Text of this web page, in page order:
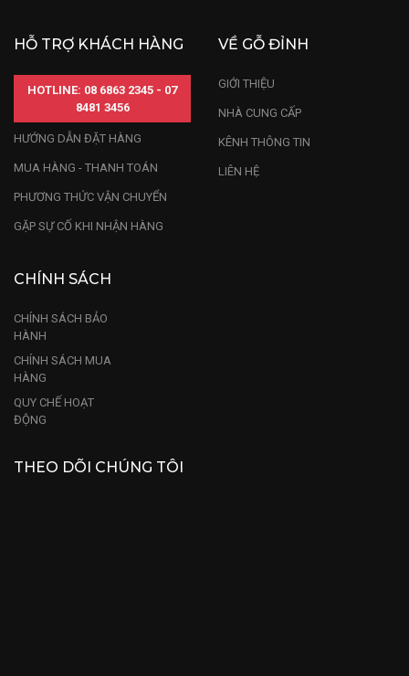
HỖ TRỢ KHÁCH HÀNG
HOTLINE: 08 6863 2345 - 07
8481 3456
HƯỚNG DẪN ĐẶT HÀNG
MUA HÀNG - THANH TOÁN
PHƯƠNG THỨC VẬN CHUYỂN
GẶP SỰ CỐ KHI NHẬN HÀNG
VỀ GỖ ĐỈNH
GIỚI THIỆU
NHÀ CUNG CẤP
KÊNH THÔNG TIN
LIÊN HỆ
CHÍNH SÁCH
CHÍNH SÁCH BẢO
HÀNH
CHÍNH SÁCH MUA
HÀNG
QUY CHẾ HOẠT
ĐỘNG
THEO DÕI CHÚNG TÔI